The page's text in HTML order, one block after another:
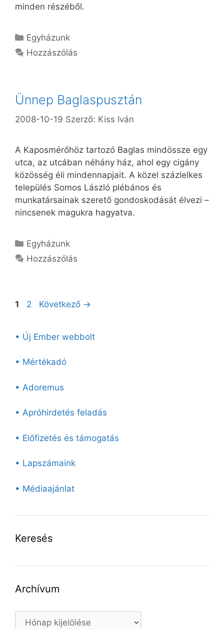
minden részéből.
Kategória
Egyházunk
Hozzászólás
Ünnep Baglaspusztán
2008-10-19 Szerző: Kiss Iván
A Kaposmérőhöz tartozó Baglas mindössze egy
utca, az utcában néhány ház, ahol egy cigány
közösség éli mindennapjait. A közel százlelkes
település Somos László plébános és
munkatársainak szerető gondoskodását élvezi –
nincsenek magukra hagyatva.
Kategória
Egyházunk
Hozzászólás
Oldal
1 Oldal
2 Következő →
• Új Ember webbolt
• Mértékadó
• Adoremus
• Apróhirdetés feladás
• Előfizetés és támogatás
• Lapszámaink
• Médiaajánlat
Keresés
Archívum
Archívum